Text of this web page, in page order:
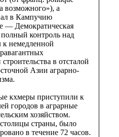
возможного»), а
в Кампучию
— Демократическая
контроль над
к немедленной
в отсталой
Азии аграрно-
кхмеры приступили к
городов в аграрные
хозяйством.
страны, было
в течение 72 часов.